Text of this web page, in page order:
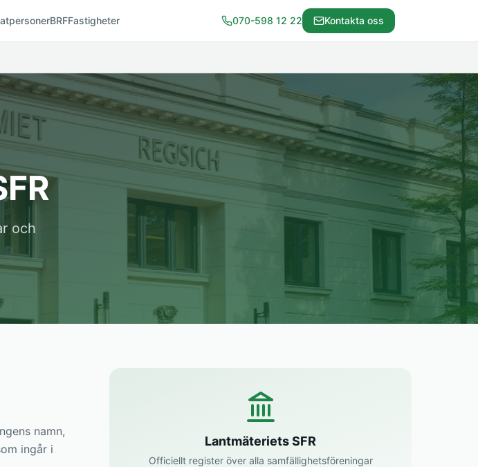
BRFFastigheter 070-598 12 22 Kontakta oss
och
namn,
ingår i
Lantmäteriets SFR
Officiellt register över alla samfällighetsföreningar